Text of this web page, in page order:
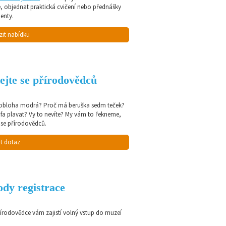
objednat praktická cvičení nebo přednášky
nabídku
se přírodovědců
modrá? Proč má beruška sedm teček?
plavat? Vy to nevíte? My vám to řekneme,
přírodovědců.
dotaz
registrace
vám zajistí volný vstup do muzeí